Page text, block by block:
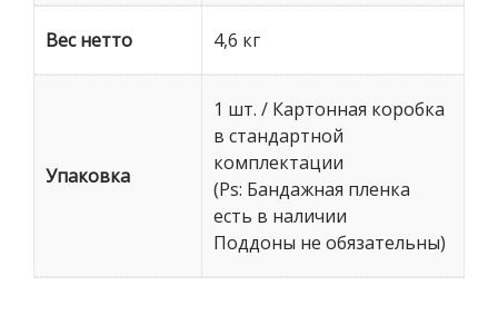
Вес нетто 4,6 кг
Упаковка
1 шт. / Картонная коробка
в стандартной
комплектации
(Ps: Бандажная пленка
есть в наличии
Поддоны не обязательны)